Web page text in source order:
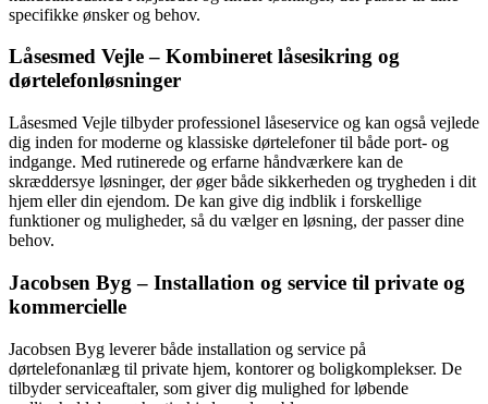
specifikke ønsker og behov.
Låsesmed Vejle – Kombineret låsesikring og
dørtelefonløsninger
Låsesmed Vejle tilbyder professionel låseservice og kan også vejlede
dig inden for moderne og klassiske dørtelefoner til både port- og
indgange. Med rutinerede og erfarne håndværkere kan de
skræddersye løsninger, der øger både sikkerheden og trygheden i dit
hjem eller din ejendom. De kan give dig indblik i forskellige
funktioner og muligheder, så du vælger en løsning, der passer dine
behov.
Jacobsen Byg – Installation og service til private og
kommercielle
Jacobsen Byg leverer både installation og service på
dørtelefonanlæg til private hjem, kontorer og boligkomplekser. De
tilbyder serviceaftaler, som giver dig mulighed for løbende